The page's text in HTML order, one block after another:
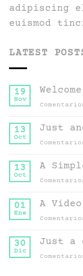
adipiscing
euismod
LATEST
19
Nov
13
Oct
Just
13
Oct
A
01
Ene
A
30
Dic
Just a